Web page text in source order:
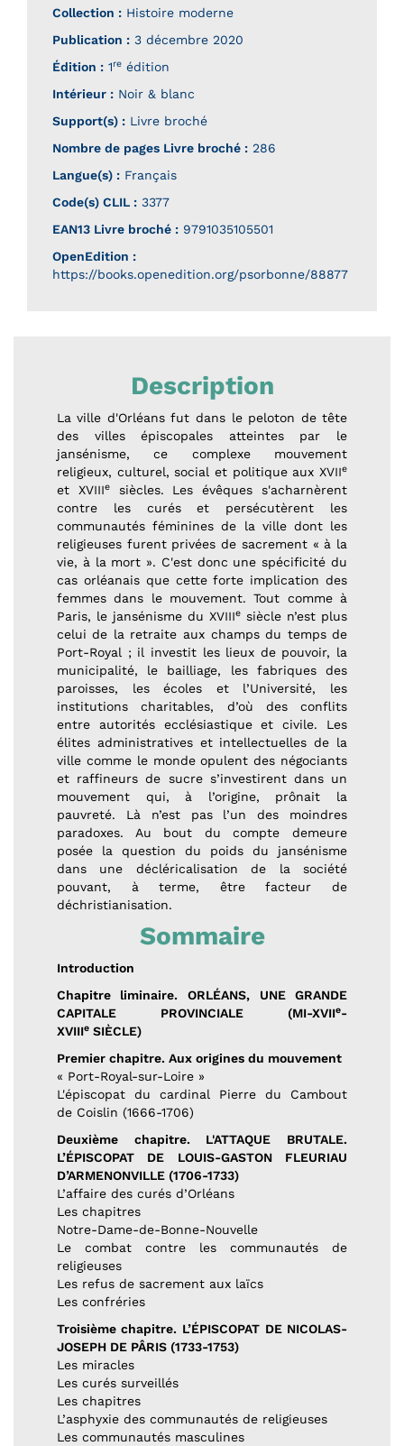
Collection : Histoire moderne
Publication : 3 décembre 2020
Édition : 1re édition
Intérieur : Noir & blanc
Support(s) : Livre broché
Nombre de pages Livre broché : 286
Langue(s) : Français
Code(s) CLIL : 3377
EAN13 Livre broché : 9791035105501
OpenEdition :
https://books.openedition.org/psorbonne/88877
Description
La ville d'Orléans fut dans le peloton de tête
des villes épiscopales atteintes par le
jansénisme, ce complexe mouvement
religieux, culturel, social et politique aux XVIIe
et XVIIIesiècles. Les évêques s'acharnèrent
contre les curés et persécutèrent les
communautés féminines de la ville dont les
religieuses furent privées de sacrement « à la
vie, à la mort ». C'est donc une spécificité du
cas orléanais que cette forte implication des
femmes dans le mouvement. Tout comme à
Paris, le jansénisme du XVIIIe siècle n’est plus
celui de la retraite aux champs du temps de
Port-Royal ; il investit les lieux de pouvoir, la
municipalité, le bailliage, les fabriques des
paroisses, les écoles et l’Université, les
institutions charitables, d’où des conflits
entre autorités ecclésiastique et civile. Les
élites administratives et intellectuelles de la
ville comme le monde opulent des négociants
et raffineurs de sucre s’investirent dans un
mouvement qui, à l’origine, prônait la
pauvreté. Là n’est pas l’un des moindres
paradoxes. Au bout du compte demeure
posée la question du poids du jansénisme
dans une décléricalisation de la société
pouvant, à terme, être facteur de
déchristianisation.
Sommaire
Introduction
Chapitre liminaire. ORLÉANS, UNE GRANDE
CAPITALE PROVINCIALE (MI-XVIIe-
XVIIIeSIÈCLE)
Premier chapitre. Aux origines du mouvement
« Port-Royal-sur-Loire »
L'épiscopat du cardinal Pierre du Cambout
de Coislin (1666-1706)
Deuxième chapitre. L'ATTAQUE BRUTALE.
L’ÉPISCOPAT DE LOUIS-GASTON FLEURIAU
D’ARMENONVILLE (1706-1733)
L’affaire des curés d’Orléans
Les chapitres
Notre-Dame-de-Bonne-Nouvelle
Le combat contre les communautés de
religieuses
Les refus de sacrement aux laïcs
Les confréries
Troisième chapitre. L’ÉPISCOPAT DE NICOLAS-
JOSEPH DE PÂRIS (1733-1753)
Les miracles
Les curés surveillés
Les chapitres
L’asphyxie des communautés de religieuses
Les communautés masculines